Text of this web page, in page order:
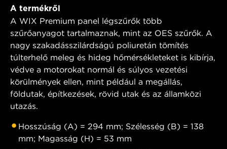
A termékről
A WIX Premium panel légszűrők több
szűrőanyagot tartalmaznak, mint az OES szűrők. A
nagy szakadásszilárdságú poliuretán tömítés
túlterhelő meleg és hideg hőmérsékleteket is kibírja,
védve a motorokat normál és súlyos vezetési
körülmények ellen, mint például a megállás,
földutak, építkezések, rövid utak és az államközi
utazás.
Hosszúság (A) = 294 mm; Szélesség (B) = 138
mm; Magasság (H) = 53 mm